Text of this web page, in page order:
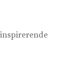
inspirerende